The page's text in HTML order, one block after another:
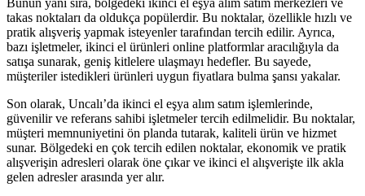
takas noktaları da oldukça popülerdir. Bu noktalar, özellikle hızlı ve
pratik alışveriş yapmak isteyenler tarafından tercih edilir. Ayrıca,
bazı işletmeler, ikinci el ürünleri online platformlar aracılığıyla da
satışa sunarak, geniş kitlelere ulaşmayı hedefler. Bu sayede,
müşteriler istedikleri ürünleri uygun fiyatlara bulma şansı yakalar.
Son olarak, Uncalı’da ikinci el eşya alım satım işlemlerinde,
güvenilir ve referans sahibi işletmeler tercih edilmelidir. Bu noktalar,
müşteri memnuniyetini ön planda tutarak, kaliteli ürün ve hizmet
sunar. Bölgedeki en çok tercih edilen noktalar, ekonomik ve pratik
alışverişin adresleri olarak öne çıkar ve ikinci el alışverişte ilk akla
gelen adresler arasında yer alır.